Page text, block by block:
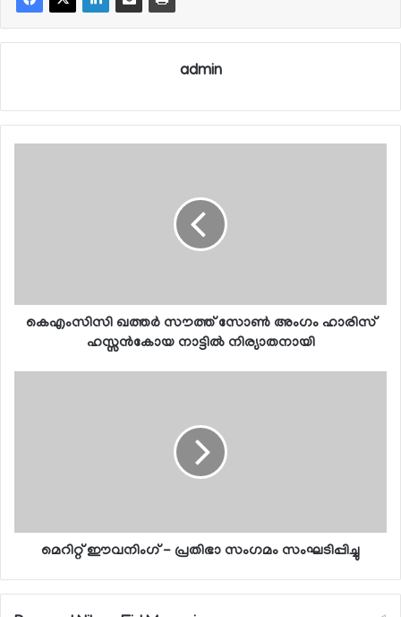
admin
കെഎംസിസി ഖത്തര്‍ സൗത്ത് സോണ്‍ അംഗം ഹാരിസ്
ഹസ്സന്‍കോയ നാട്ടില്‍ നിര്യാതനായി
മെറിറ്റ് ഈവനിംഗ് - പ്രതിഭാ സംഗമം സംഘടിപ്പിച്ചു